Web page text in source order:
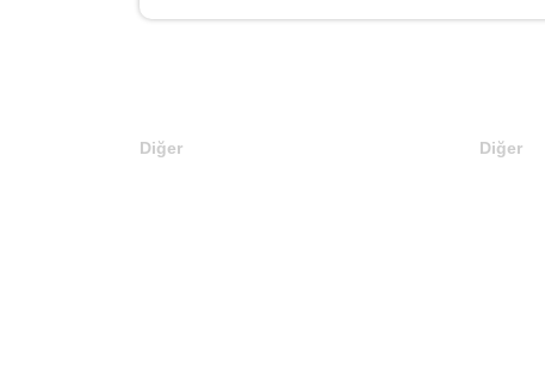
Diğer
Diğer